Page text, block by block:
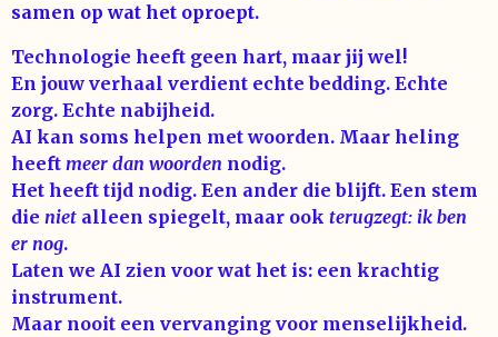
samen op wat het oproept.
Technologie heeft geen hart, maar jij wel!
En jouw verhaal verdient echte bedding. Echte
zorg. Echte nabijheid.
AI kan soms helpen met woorden. Maar heling
heeft meer dan woorden nodig.
Het heeft tijd nodig. Een ander die blijft. Een stem
die niet alleen spiegelt, maar ook terugzegt: ik ben
er nog.
Laten we AI zien voor wat het is: een krachtig
instrument.
Maar nooit een vervanging voor menselijkheid.